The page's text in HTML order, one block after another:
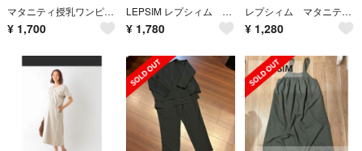
マタニティ授乳ワンピース
¥ 1,700
LEPSIM レプシィム マタニティ ストライプシャツワンピース
¥ 1,780
レプシィム マタニティ キャミサロペット
¥ 1,280